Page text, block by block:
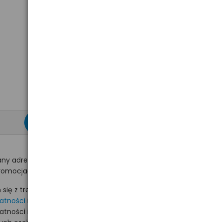
adres e-mail
na hurt.com.pl.
z treścią i akceptuję
i wyrażam zgodę